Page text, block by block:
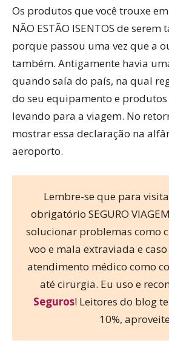
Os produtos que você trouxe
NÃO ESTÃO ISENTOS de serem
porque passou uma vez que a
também. Antigamente havia
quando saía do país, na qual
do seu equipamento e
levando para a viagem. No
mostrar essa declaração na
aeroporto.
Lembre-se que para
obrigatório SEGURO
solucionar problemas como
voo e mala extraviada e
atendimento médico como
até cirurgia. Eu uso e
Seguros! Leitores do blog
10%,